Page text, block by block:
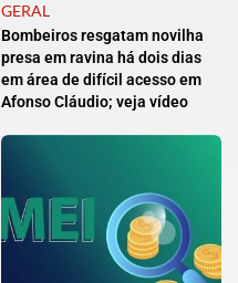
GERAL
Bombeiros resgatam novilha
presa em ravina há dois dias
em área de difícil acesso em
Afonso Cláudio; veja vídeo